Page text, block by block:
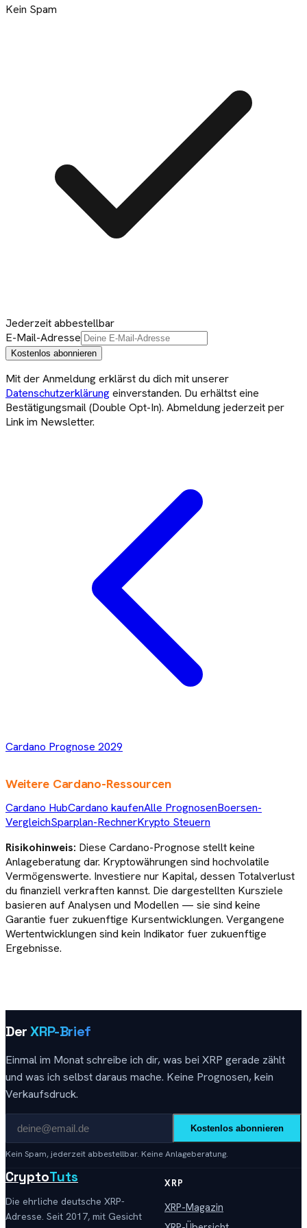
Kein Spam
Jederzeit abbestellbar
E-Mail-Adresse
Kostenlos abonnieren
Mit der Anmeldung erklärst du dich mit unserer
Datenschutzerklärungeinverstanden. Du erhältst eine
Bestätigungsmail (Double Opt-In). Abmeldung jederzeit per
Link im Newsletter.
Cardano Prognose 2029
Weitere Cardano-Ressourcen
Cardano HubCardano kaufenAlle PrognosenBoersen-
VergleichSparplan-RechnerKrypto Steuern
Risikohinweis: Diese Cardano-Prognose stellt keine
Anlageberatung dar. Kryptowährungen sind hochvolatile
Vermögenswerte. Investiere nur Kapital, dessen Totalverlust
du finanziell verkraften kannst. Die dargestellten Kursziele
basieren auf Analysen und Modellen — sie sind keine
Garantie fuer zukuenftige Kursentwicklungen. Vergangene
Wertentwicklungen sind kein Indikator fuer zukuenftige
Ergebnisse.
DerXRP-Brief
Einmal im Monat schreibe ich dir, was bei XRP gerade zählt
und was ich selbst daraus mache. Keine Prognosen, kein
Verkaufsdruck.
Kostenlos abonnieren
Kein Spam, jederzeit abbestellbar. Keine Anlageberatung.
CryptoTuts
Die ehrliche deutsche XRP-
Adresse. Seit 2017, mit Gesicht
XRP
XRP-Magazin